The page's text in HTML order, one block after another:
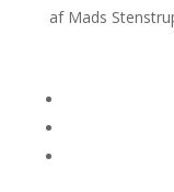
af Mads